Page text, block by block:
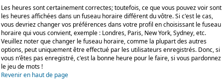
Les heures sont certainement correctes; toutefois, ce que vous pouvez voir sont
les heures affichées dans un fuseau horaire différent du vôtre. Si c'est le cas,
vous devriez changer vos préférences dans votre profil en choisissant le fuseau
horaire qui vous convient, exemple : Londres, Paris, New York, Sydney, etc.
Veuillez noter que changer le fuseau horaire, comme la plupart des autres
options, peut uniquement être effectué par les utilisateurs enregistrés. Donc, si
vous n'êtes pas enregistré, c'est la bonne heure pour le faire, si vous pardonnez
le jeu de mots !
Revenir en haut de page